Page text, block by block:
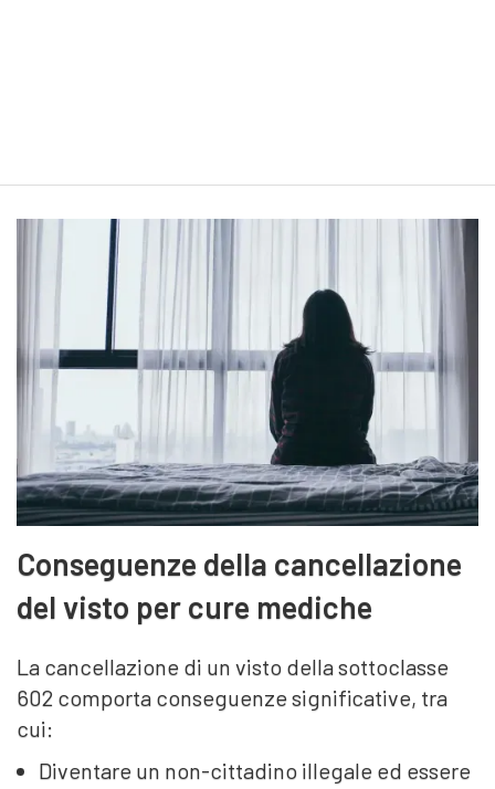
Conseguenze della cancellazione
del visto per cure mediche
La cancellazione di un visto della sottoclasse
602 comporta conseguenze significative, tra
cui:
Diventare un non-cittadino illegale ed essere